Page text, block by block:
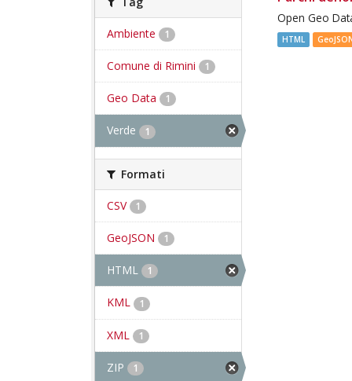
Ambiente 1
Comune di Rimini 1
Geo Data 1
Verde 1
Formati
CSV 1
GeoJSON 1
HTML 1
KML 1
XML 1
ZIP 1
Open Geo
HTML